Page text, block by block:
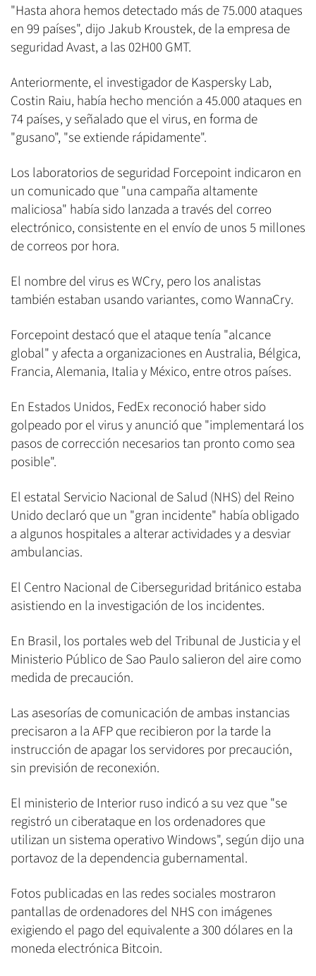
"Hasta ahora hemos detectado más de 75.000 ataques
en 99 países", dijo Jakub Kroustek, de la empresa de
seguridad Avast, a las 02H00 GMT.
Anteriormente, el investigador de Kaspersky Lab,
Costin Raiu, había hecho mención a 45.000 ataques en
74 países, y señalado que el virus, en forma de
"gusano", "se extiende rápidamente".
Los laboratorios de seguridad Forcepoint indicaron en
un comunicado que "una campaña altamente
maliciosa" había sido lanzada a través del correo
electrónico, consistente en el envío de unos 5 millones
de correos por hora.
El nombre del virus es WCry, pero los analistas
también estaban usando variantes, como WannaCry.
Forcepoint destacó que el ataque tenía "alcance
global" y afecta a organizaciones en Australia, Bélgica,
Francia, Alemania, Italia y México, entre otros países.
En Estados Unidos, FedEx reconoció haber sido
golpeado por el virus y anunció que "implementará los
pasos de corrección necesarios tan pronto como sea
posible".
El estatal Servicio Nacional de Salud (NHS) del Reino
Unido declaró que un "gran incidente" había obligado
a algunos hospitales a alterar actividades y a desviar
ambulancias.
El Centro Nacional de Ciberseguridad británico estaba
asistiendo en la investigación de los incidentes.
En Brasil, los portales web del Tribunal de Justicia y el
Ministerio Público de Sao Paulo salieron del aire como
medida de precaución.
Las asesorías de comunicación de ambas instancias
precisaron a la AFP que recibieron por la tarde la
instrucción de apagar los servidores por precaución,
sin previsión de reconexión.
El ministerio de Interior ruso indicó a su vez que "se
registró un ciberataque en los ordenadores que
utilizan un sistema operativo Windows", según dijo una
portavoz de la dependencia gubernamental.
Fotos publicadas en las redes sociales mostraron
pantallas de ordenadores del NHS con imágenes
exigiendo el pago del equivalente a 300 dólares en la
moneda electrónica Bitcoin.